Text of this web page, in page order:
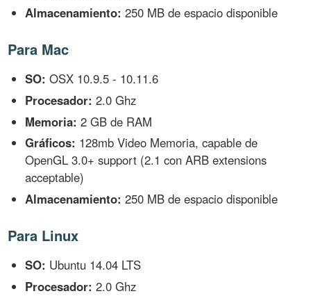
Almacenamiento: 250 MB de espacio disponible
Para Mac
SO: OSX 10.9.5 - 10.11.6
Procesador: 2.0 Ghz
Memoria: 2 GB de RAM
Gráficos: 128mb Video Memoria, capable de
OpenGL 3.0+ support (2.1 con ARB extensions
acceptable)
Almacenamiento: 250 MB de espacio disponible
Para Linux
SO: Ubuntu 14.04 LTS
Procesador: 2.0 Ghz